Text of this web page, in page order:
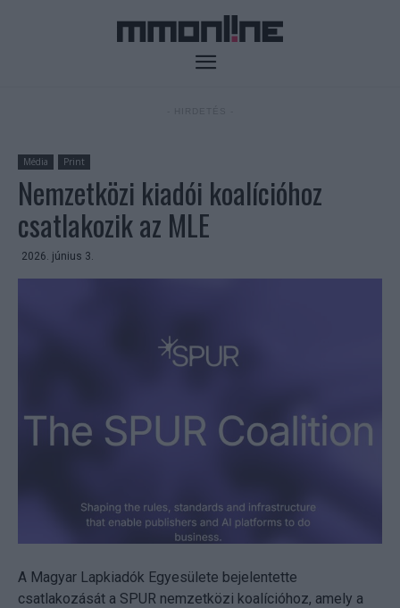
Média Print
Nemzetközi kiadói koalícióhoz
csatlakozik az MLE
2026. június 3.
A Magyar Lapkiadók Egyesülete bejelentette
csatlakozását a SPUR nemzetközi koalícióhoz, amely a